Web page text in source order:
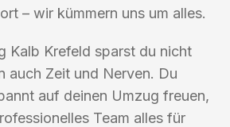
– wir kümmern uns um alles.
Kalb Krefeld sparst du nicht
auch Zeit und Nerven. Du
auf deinen Umzug freuen,
Team alles für